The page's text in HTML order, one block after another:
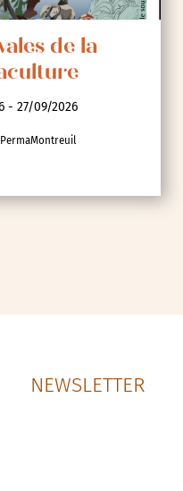
de la
- 27/09/2026
NEWSLETTER